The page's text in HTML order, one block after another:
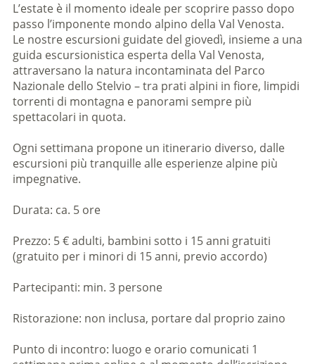
L’estate è il momento ideale per scoprire passo dopo
passo l’imponente mondo alpino della Val Venosta.
Le nostre escursioni guidate del giovedì, insieme a una
guida escursionistica esperta della Val Venosta,
attraversano la natura incontaminata del Parco
Nazionale dello Stelvio – tra prati alpini in fiore, limpidi
torrenti di montagna e panorami sempre più
spettacolari in quota.
Ogni settimana propone un itinerario diverso, dalle
escursioni più tranquille alle esperienze alpine più
impegnative.
Durata: ca. 5 ore
Prezzo: 5 € adulti, bambini sotto i 15 anni gratuiti
(gratuito per i minori di 15 anni, previo accordo)
Partecipanti: min. 3 persone
Ristorazione: non inclusa, portare dal proprio zaino
Punto di incontro: luogo e orario comunicati 1